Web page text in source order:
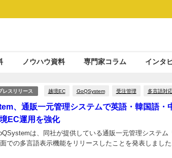
ノウハウ資料 専門家コラム インタ
レスリリース 越境EC GoQSystem 受注管理 多言語対
、通販一元管理システムで英語・韓国語・
EC運用を強化
は、同社が提供している通販一元管理システム
での多言語表示機能をリリースしたことを発表しました